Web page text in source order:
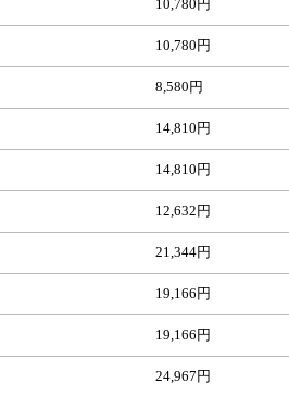
10,780円
10,780円
8,580円
14,810円
14,810円
12,632円
21,344円
19,166円
19,166円
24,967円